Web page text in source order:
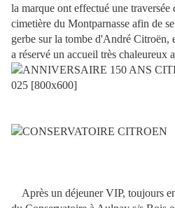
la marque ont effectué une
cimetière du Montparnasse afin de
gerbe sur la tombe d'André Citroën,
a réservé un accueil très chaleureux
Après un déjeuner VIP, toujours